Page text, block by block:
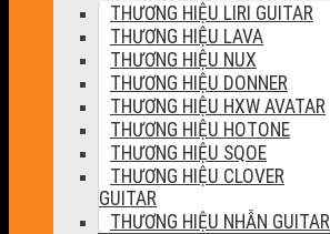
THƯƠNG HIỆU LIRI GUITAR
THƯƠNG HIỆU LAVA
THƯƠNG HIỆU NUX
THƯƠNG HIỆU DONNER
THƯƠNG HIỆU HXW AVATAR
THƯƠNG HIỆU HOTONE
THƯƠNG HIỆU SQOE
THƯƠNG HIỆU CLOVER
GUITAR
THƯƠNG HIỆU NHẪN GUITAR